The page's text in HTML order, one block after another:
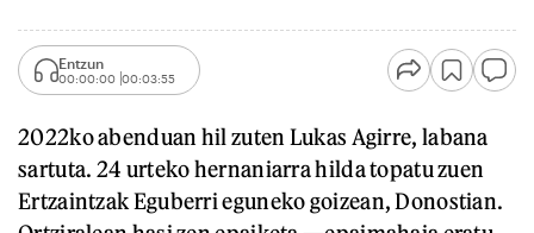
Entzun
00:00:00 00:03:55
2022ko abenduan hil zuten Lukas Agirre, labana
sartuta. 24 urteko hernaniarra hilda topatu zuen
Ertzaintzak Eguberri eguneko goizean, Donostian.